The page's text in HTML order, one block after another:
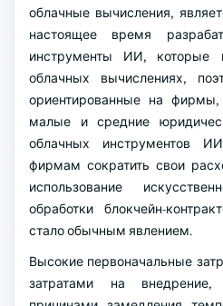
облачные вычисления,
настоящее время
инструменты ИИ, которые
облачных вычислениях,
ориентированные на фирмы,
малые и средние
облачных инструментов
фирмам сократить свои
использование
обработки блокчейн-
стало обычным явлением.
Высокие первоначальные
затратами на